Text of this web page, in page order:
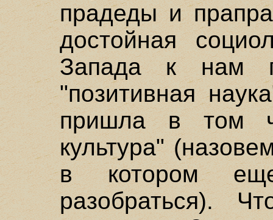
прадеды и
достойная
Запада к нам
"позитивная
пришла в том
культура"
в котором
разобраться).